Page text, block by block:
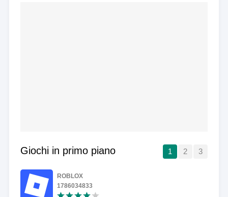
Giochi in primo piano 1 2 3
ROBLOX
1786034833